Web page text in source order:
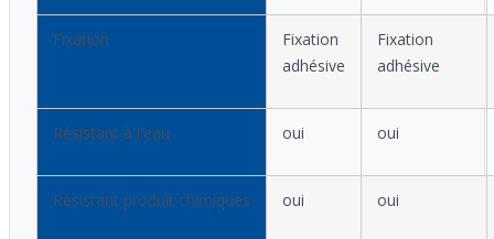
Fixation
Fixation
adhésive
Fixation
adhésive
Résistant à l'eau oui oui
Résistant produit chimiques oui oui